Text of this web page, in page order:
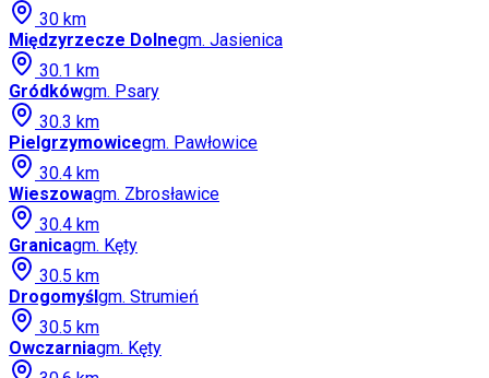
30 km
Międzyrzecze Dolnegm. Jasienica
30.1 km
Gródkówgm. Psary
30.3 km
Pielgrzymowicegm. Pawłowice
30.4 km
Wieszowagm. Zbrosławice
30.4 km
Granicagm. Kęty
30.5 km
Drogomyślgm. Strumień
30.5 km
Owczarniagm. Kęty